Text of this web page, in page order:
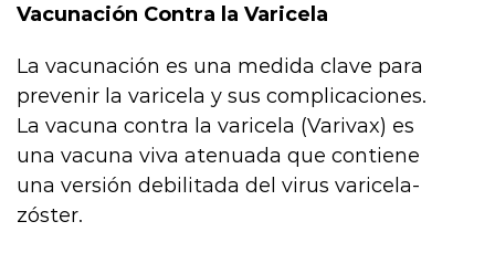
Vacunación Contra la Varicela
La vacunación es una medida clave para
prevenir la varicela y sus complicaciones.
La vacuna contra la varicela (Varivax) es
una vacuna viva atenuada que contiene
una versión debilitada del virus varicela-
zóster.